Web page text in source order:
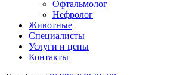
Офтальмолог
Нефролог
Животные
Специалисты
Услуги и цены
Контакты